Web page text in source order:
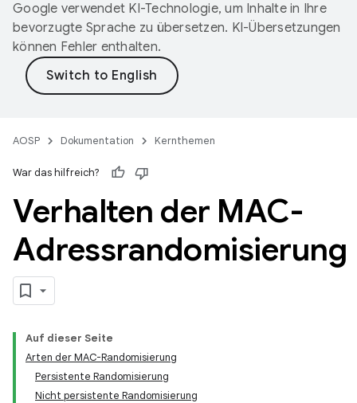
Google verwendet KI-Technologie, um Inhalte in Ihre
bevorzugte Sprache zu übersetzen. KI-Übersetzungen
können Fehler enthalten.
AOSP Dokumentation Kernthemen
War das hilfreich?
Verhalten der MAC-
Adressrandomisierung
Auf dieser Seite
Arten der MAC-Randomisierung
Persistente Randomisierung
Nicht persistente Randomisierung